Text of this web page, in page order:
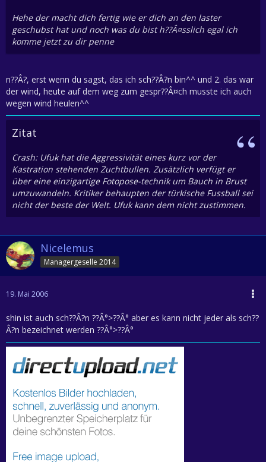
Hehe der macht dich fertig wie er dich an den laster
geschubst hat und noch was du bist h??Â¤sslich egal ich
komme jetzt zu dir penne
n??Â?, erst wenn du sagst, das ich sch??Â?n bin^^ und 2. das war
der wind, heute auf dem weg zum gespr??Â¤ch musste ich auch
wegen wind heulen^^
Zitat
Crash: Ufuk hat die Aggressivität eines kurz vor der
Kastration stehenden Zuchtbullen. Zusätzlich verfügt er
über eine einzigartige Fotopose-technik um Bauch in Brust
umzuwandeln. Kritiker behaupten der türkische Fussball sei
nicht der beste der Welt. Ufuk kann dem nicht zustimmen.
Nicelemus
Managergeselle 2014
19. Mai 2006
shin ist auch sch??Â?n ??Â°>??Â° aber es kann nicht jeder als sch??
Â?n bezeichnet werden ??Â°>??Â°